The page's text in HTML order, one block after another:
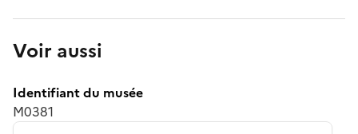
Voir aussi
Identifiant du musée
M0381